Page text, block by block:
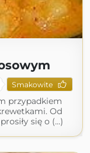
Smakowite
przypadkiem
Od
się o (...)